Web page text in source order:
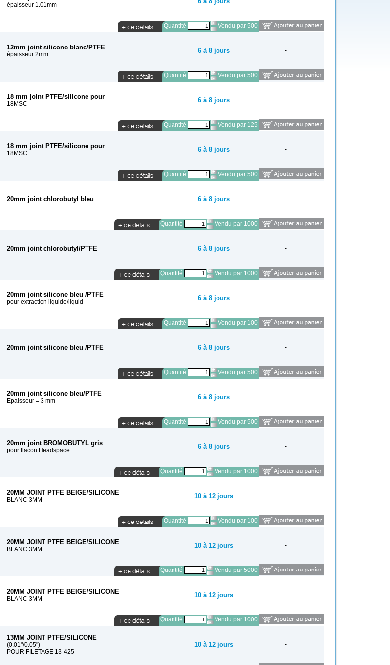
épaisseur 1.01mm
Quantité Vendu par 500
12mm joint silicone blanc/PTFE
épaisseur 2mm 6 à 8 jours -
Quantité Vendu par 500
18 mm joint PTFE/silicone pour
18MSC 6 à 8 jours -
Quantité Vendu par 125
18 mm joint PTFE/silicone pour
18MSC 6 à 8 jours -
Quantité Vendu par 500
20mm joint chlorobutyl bleu 6 à 8 jours -
Quantité Vendu par 1000
20mm joint chlorobutyl/PTFE 6 à 8 jours -
Quantité Vendu par 1000
20mm joint silicone bleu /PTFE
pour extraction liquide/liquid 6 à 8 jours -
Quantité Vendu par 100
20mm joint silicone bleu /PTFE 6 à 8 jours -
Quantité Vendu par 500
20mm joint silicone bleu/PTFE
Epaisseur = 3 mm 6 à 8 jours -
Quantité Vendu par 500
20mm joint BROMOBUTYL gris
pour flacon Headspace 6 à 8 jours -
Quantité Vendu par 1000
20MM JOINT PTFE BEIGE/SILICONE
BLANC 3MM 10 à 12 jours -
Quantité Vendu par 100
20MM JOINT PTFE BEIGE/SILICONE
BLANC 3MM 10 à 12 jours -
Quantité Vendu par 5000
20MM JOINT PTFE BEIGE/SILICONE
BLANC 3MM 10 à 12 jours -
Quantité Vendu par 1000
13MM JOINT PTFE/SILICONE
(0.01"/0.05")
POUR FILETAGE 13-425
10 à 12 jours -